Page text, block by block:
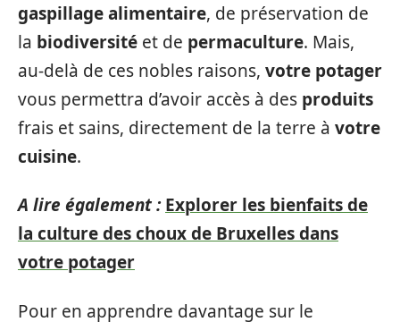
gaspillage alimentaire, de préservation de
la biodiversité et de permaculture. Mais,
au-delà de ces nobles raisons, votre potager
vous permettra d’avoir accès à des produits
frais et sains, directement de la terre à votre
cuisine.
A lire également : Explorer les bienfaits de
la culture des choux de Bruxelles dans
votre potager
Pour en apprendre davantage sur le